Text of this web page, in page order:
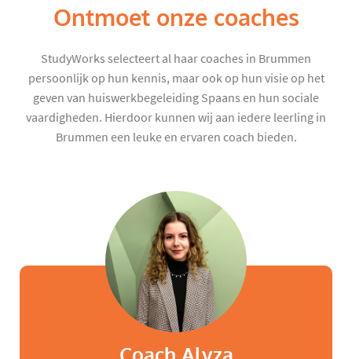
Ontmoet onze coaches
StudyWorks selecteert al haar coaches in Brummen
persoonlijk op hun kennis, maar ook op hun visie op het
geven van huiswerkbegeleiding Spaans en hun sociale
vaardigheden. Hierdoor kunnen wij aan iedere leerling in
Brummen een leuke en ervaren coach bieden.